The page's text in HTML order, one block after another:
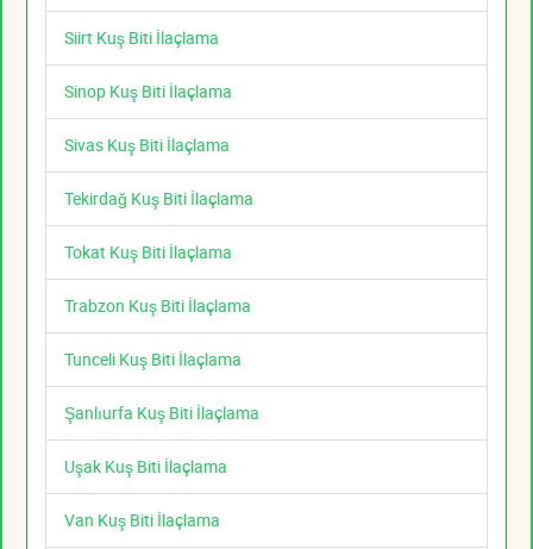
Siirt Kuş Biti İlaçlama
Sinop Kuş Biti İlaçlama
Sivas Kuş Biti İlaçlama
Tekirdağ Kuş Biti İlaçlama
Tokat Kuş Biti İlaçlama
Trabzon Kuş Biti İlaçlama
Tunceli Kuş Biti İlaçlama
Şanlıurfa Kuş Biti İlaçlama
Uşak Kuş Biti İlaçlama
Van Kuş Biti İlaçlama